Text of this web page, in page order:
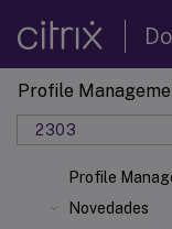
Profile
2303
Profile
Novedades